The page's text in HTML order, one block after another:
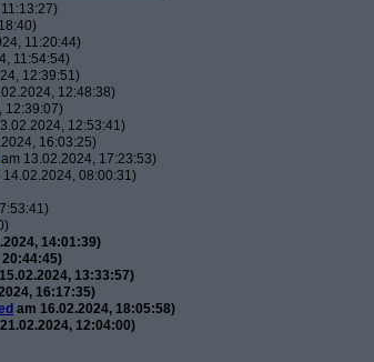
11:20:44)
11:54:54)
12:39:51)
12:48:38)
12:39:07)
12:53:41)
16:03:25)
am 13.02.2024, 17:23:53)
14.02.2024, 08:00:31)
14:01:39)
20:44:45)
13:33:57)
16:17:35)
am 16.02.2024, 18:05:58)
12:04:00)